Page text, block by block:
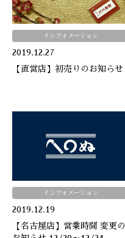
2019.12.27
インフォメーション
【直営店】初売りのお知らせ
2019.12.19
インフォメーション
【名古屋店】営業時間 変更の